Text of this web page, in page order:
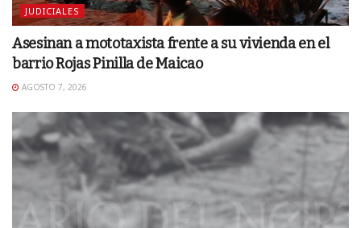
JUDICIALES
Asesinan a mototaxista frente a su vivienda en el
barrio Rojas Pinilla de Maicao
AGOSTO 7, 2026